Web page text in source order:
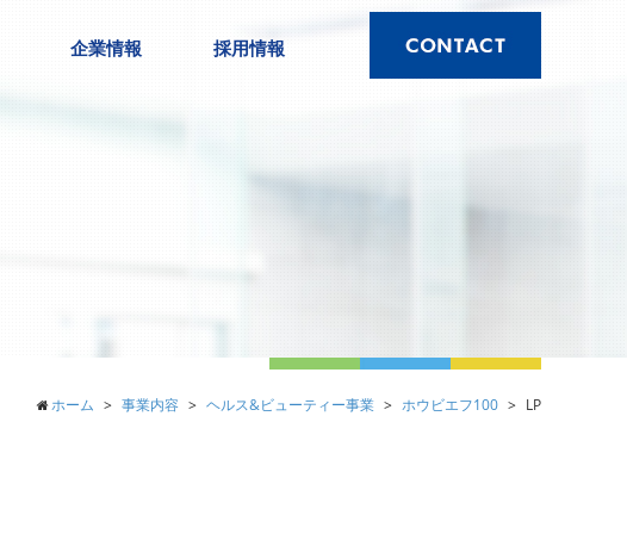
企業情報 採用情報
ホーム 事業内容 ヘルス&ビューティー事業 ホウビエフ100 LP